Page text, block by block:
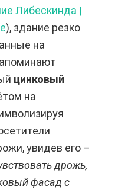
Либескинда |
), здание резко
на
цинковый
на
увидев его –
дрожь,
фасад с